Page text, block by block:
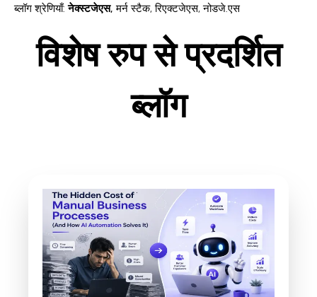
ब्लॉग श्रेणियाँ: नेक्स्टजेएस, मर्न स्टैक,रिएक्टजेएस,नोडजे.एस
विशेष रुप से प्रदर्शित
ब्लॉग